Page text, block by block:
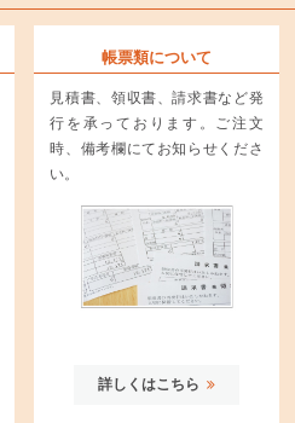
帳票類について
見積書、領収書、請求書など発
行を承っております。ご注文
時、備考欄にてお知らせくださ
い。
詳しくはこちら